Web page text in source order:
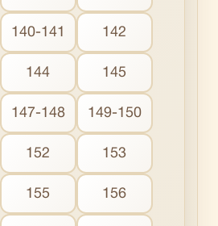
140-141 142
144 145
147-148 149-150
152 153
155 156